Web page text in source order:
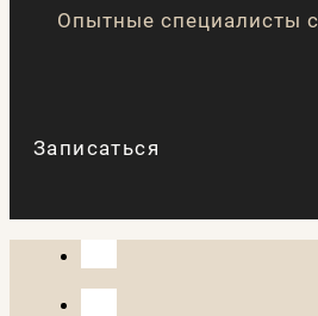
Опытные специалисты
Записаться